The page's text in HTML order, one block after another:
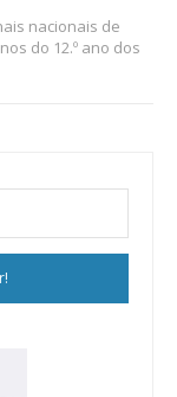
nacionais de
do 12.º ano dos